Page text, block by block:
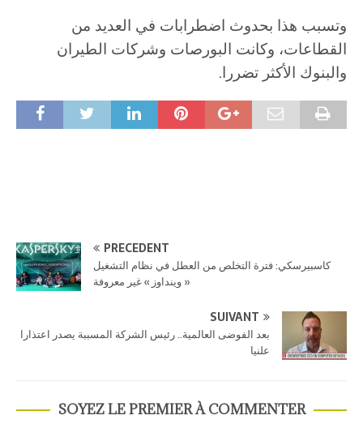
وتسبب هذا بحدوث اضطرابات في العديد من
القطاعات، وكانت البورصات وشركات الطيران
والبنوك الأكثر تضررا.
PRÉCÉDENT
كاسبيرسكي: فترة التخلص من العطل في نظام التشغيل
« وينداوز » غير معروفة
SUIVANT
بعد الفوضى العالمية.. رئيس الشركة المسببة يصدر اعتذارا
علنيا
SOYEZ LE PREMIER À COMMENTER